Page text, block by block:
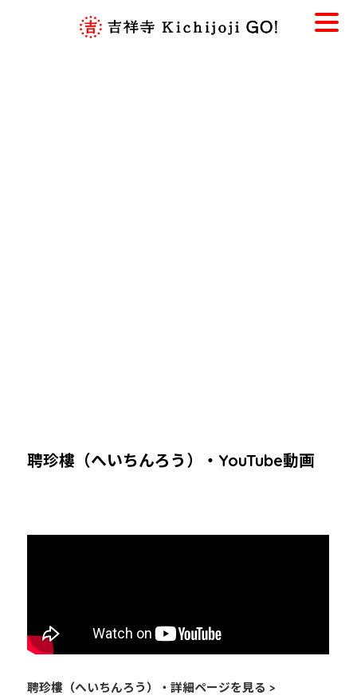
聘珍樓（へいちんろう）・YouTube動画
聘珍樓（へいちんろう）・詳細ページを見る >